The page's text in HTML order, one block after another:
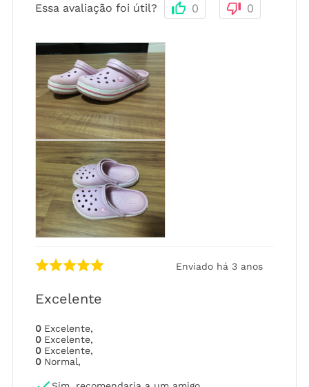
Essa avaliação foi útil? 0 0
Enviado há 3 anos
Excelente
0 Excelente,
0 Excelente,
0 Excelente,
0 Normal,